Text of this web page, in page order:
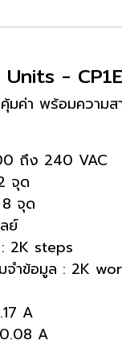
-
คุ้มค่า พร้อมควา
ถึง 240 VAC
จุด
8 จุด
ย์
2K steps
จำข้อมูล : 2K
A
A